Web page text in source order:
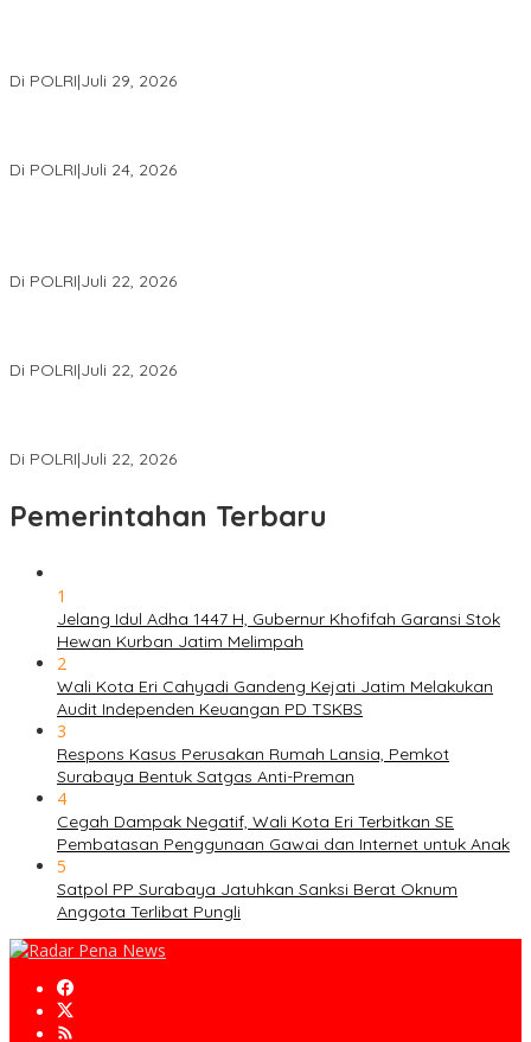
Di POLRI|Juli 29, 2026
Di POLRI|Juli 24, 2026
Di POLRI|Juli 22, 2026
Di POLRI|Juli 22, 2026
Di POLRI|Juli 22, 2026
Pemerintahan Terbaru
1
Jelang Idul Adha 1447 H, Gubernur Khofifah Garansi Stok
Hewan Kurban Jatim Melimpah
2
Wali Kota Eri Cahyadi Gandeng Kejati Jatim Melakukan
Audit Independen Keuangan PD TSKBS
3
Respons Kasus Perusakan Rumah Lansia, Pemkot
Surabaya Bentuk Satgas Anti-Preman
4
Cegah Dampak Negatif, Wali Kota Eri Terbitkan SE
Pembatasan Penggunaan Gawai dan Internet untuk Anak
5
Satpol PP Surabaya Jatuhkan Sanksi Berat Oknum
Anggota Terlibat Pungli